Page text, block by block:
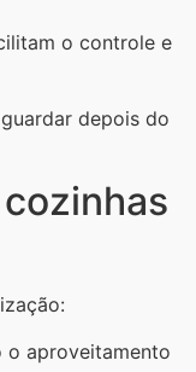
o controle e
depois do
o aproveitamento